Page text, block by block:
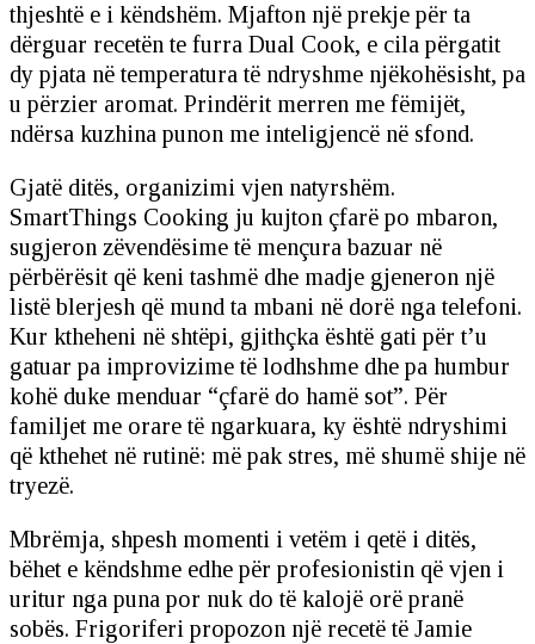
thjeshtë e i këndshëm. Mjafton një prekje për ta
dërguar recetën te furra Dual Cook, e cila përgatit
dy pjata në temperatura të ndryshme njëkohësisht, pa
u përzier aromat. Prindërit merren me fëmijët,
ndërsa kuzhina punon me inteligjencë në sfond.
Gjatë ditës, organizimi vjen natyrshëm.
SmartThings Cooking ju kujton çfarë po mbaron,
sugjeron zëvendësime të mençura bazuar në
përbërësit që keni tashmë dhe madje gjeneron një
listë blerjesh që mund ta mbani në dorë nga telefoni.
Kur ktheheni në shtëpi, gjithçka është gati për t’u
gatuar pa improvizime të lodhshme dhe pa humbur
kohë duke menduar “çfarë do hamë sot”. Për
familjet me orare të ngarkuara, ky është ndryshimi
që kthehet në rutinë: më pak stres, më shumë shije në
tryezë.
Mbrëmja, shpesh momenti i vetëm i qetë i ditës,
bëhet e këndshme edhe për profesionistin që vjen i
uritur nga puna por nuk do të kalojë orë pranë
sobës. Frigoriferi propozon një recetë të Jamie